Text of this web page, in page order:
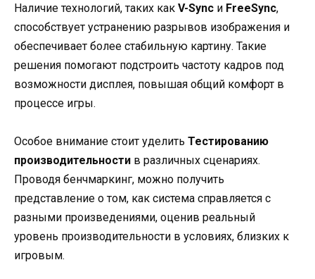
Наличие технологий, таких как V-Sync и FreeSync,
способствует устранению разрывов изображения и
обеспечивает более стабильную картину. Такие
решения помогают подстроить частоту кадров под
возможности дисплея, повышая общий комфорт в
процессе игры.
Особое внимание стоит уделить Тестированию
производительности в различных сценариях.
Проводя бенчмаркинг, можно получить
представление о том, как система справляется с
разными произведениями, оценив реальный
уровень производительности в условиях, близких к
игровым.